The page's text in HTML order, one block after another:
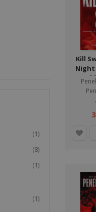
Kill
Night
1артикул
8артикул
1артикул
1артикул